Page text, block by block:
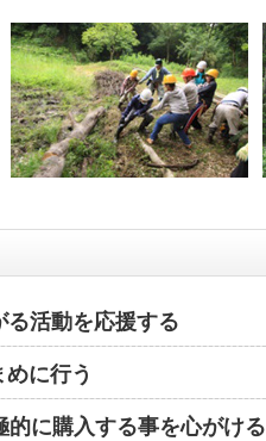
る活動を応援する
に行う
的に購入する事を心がける